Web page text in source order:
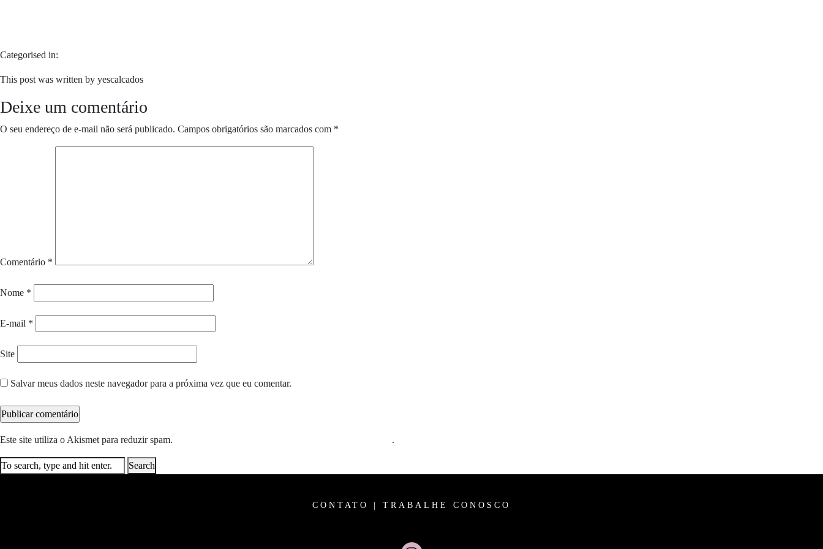
Categorised in:
This post was written by yescalcados
Deixe um comentário
O seu endereço de e-mail não será publicado. Campos obrigatórios são marcados com *
Comentário *
Nome *
E-mail *
Site
Salvar meus dados neste navegador para a próxima vez que eu comentar.
Este site utiliza o Akismet para reduzir spam. .
Search
CONTATO TRABALHE CONOSCO